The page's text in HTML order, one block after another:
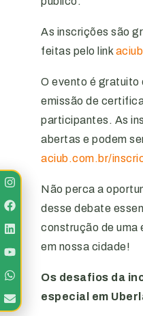
As inscrições são
feitas pelo link
O evento é gratuito
emissão de
participantes. As
abertas e podem
aciub.com.br/
Não perca a
desse debate
construção de uma
em nossa cidade!
Os desafios da
especial em